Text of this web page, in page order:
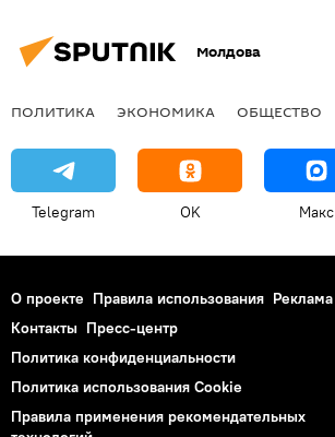
Молдова
ПОЛИТИКА ЭКОНОМИКА ОБЩЕСТВО
Telegram OK Макс
О проекте Правила использования Реклама
Контакты Пресс-центр
Политика конфиденциальности
Политика использования Cookie
Правила применения рекомендательных